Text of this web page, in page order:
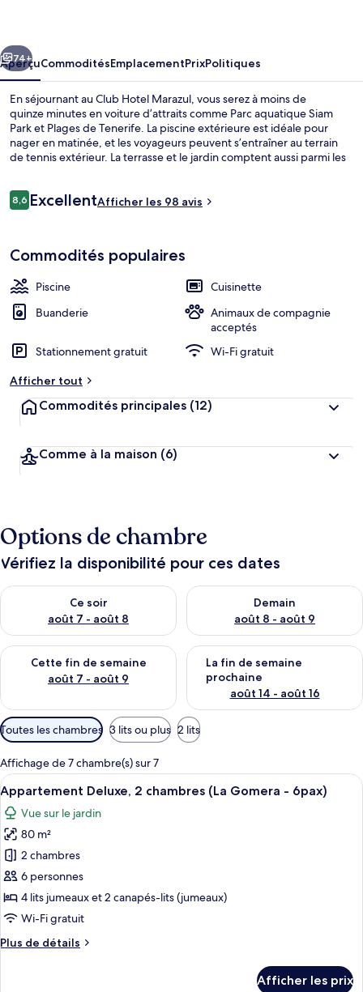
Suivant
74+
AperçuCommoditésEmplacementPrixPolitiques
En séjournant au Club Hotel Marazul, vous serez à moins de
quinze minutes en voiture d’attraits comme Parc aquatique Siam
Park et Plages de Tenerife. La piscine extérieure est idéale pour
nager en matinée, et les voyageurs peuvent s’entraîner au terrain
de tennis extérieur. La terrasse et le jardin comptent aussi parmi les
Avis
8,68,6 sur 10 –
ExcellentAfficher les 98 avis
Commodités populaires
Piscine
Cuisinette
Buanderie
Animaux de compagnie
acceptés
Stationnement gratuit
Wi-Fi gratuit
Afficher tout
Commodités principales (12)
Comme à la maison (6)
Options de chambre
Vérifiez la disponibilité pour ces dates
Ce soir
août 7 - août 8
Vérifier la disponibilité pour ce soir août 7 - août 8
Demain
août 8 - août 9
Vérifier la disponibilité pour
Cette fin de semaine
août 7 - août 9
Vérifier la disponibilité pour cette fin de semaine août 7 -
La fin de semaine
prochaine
août 14 - août 16
Vérifier la disponibilité pour
Filtres
disponibles
pour
les
chambres
Toutes les chambres 3 lits ou plus 2 lits
Affichage de 7 chambre(s) sur 7
Afficher
toutes
les
photos
pour
ce
type
de
chambre :
Appartement
Une table dressée pour le dîner, avec
20
Appartement Deluxe, 2 chambres (La Gomera - 6pax)
Vue sur le jardin
80 m²
2 chambres
6 personnes
4 lits jumeaux et 2 canapés-lits (jumeaux)
Wi-Fi gratuit
Plus de détails
Plus
Afficher les prix